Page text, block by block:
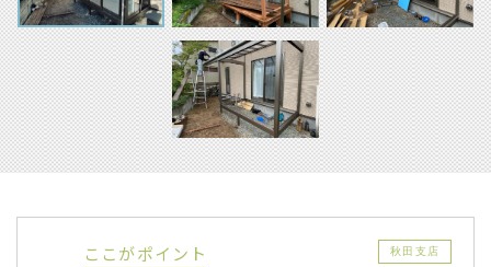
ここがポイント 秋田支店